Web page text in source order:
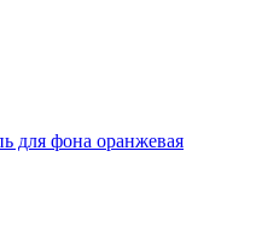
для фона оранжевая